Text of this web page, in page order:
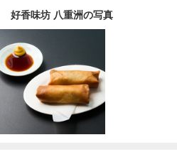
好香味坊 八重洲の写真